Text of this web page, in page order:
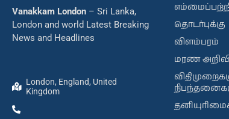
Vanakkam London – Sri Lanka,
London and world Latest Breaking
News and Headlines
London, England, United
Kingdom
தொடர்புக்கு
விளம்பரம்
மரண